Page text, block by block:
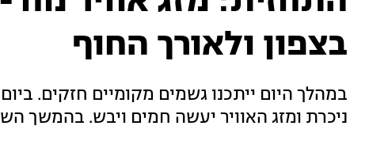
בצפון ולאורך החוף
במהלך היום ייתכנו גשמים מקומיים חזקים.
ניכרת ומזג האוויר יעשה חמים ויבש. בהמשך